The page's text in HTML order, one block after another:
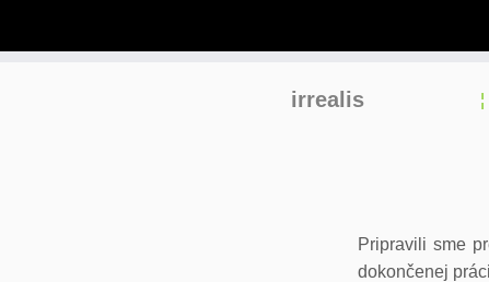
irrealis
Pripravili sme
dokončenej